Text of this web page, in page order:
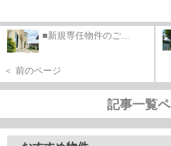
■新規専任物件のご...
＜ 前のページ
記事一覧